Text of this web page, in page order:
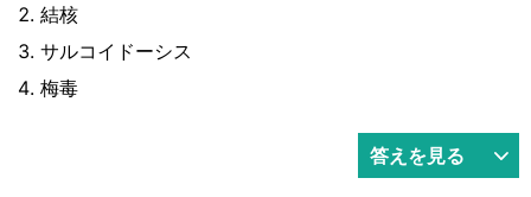
結核
サルコイドーシス
梅毒
答えを見る